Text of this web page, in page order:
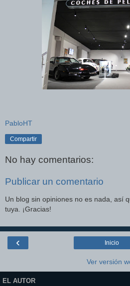
PabloHT
Compartir
No hay comentarios:
Publicar un comentario
Un blog sin opiniones no es nada, así
tuya. ¡Gracias!
‹ Inicio
Ver versión
EL AUTOR